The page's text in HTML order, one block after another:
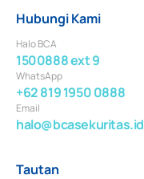
Hubungi Kami
Halo BCA
1500888 ext 9
WhatsApp
+62 819 1950 0888
Email
halo@bcasekuritas.id
Tautan